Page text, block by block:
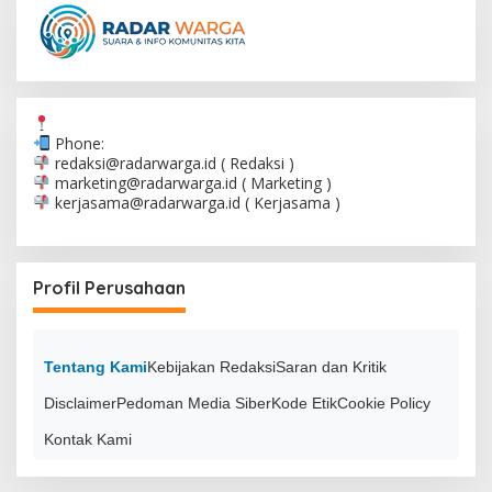
Phone:
redaksi@radarwarga.id ( Redaksi )
marketing@radarwarga.id ( Marketing )
kerjasama@radarwarga.id ( Kerjasama )
Profil Perusahaan
Tentang KamiKebijakan RedaksiSaran dan Kritik
DisclaimerPedoman Media SiberKode EtikCookie Policy
Kontak Kami